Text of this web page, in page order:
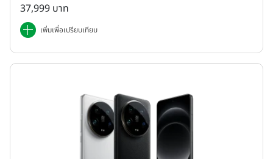
37,999 บาท
เพิ่มเพื่อเปรียบเทียบ